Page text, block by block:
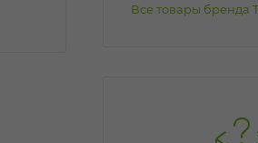
Все товары бренда